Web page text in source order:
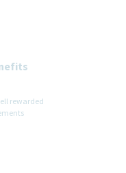
rewarded